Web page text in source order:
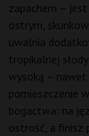
zapachem –
ostrym,
uwalnia
tropikalnej
wysoką – nawet
pomieszczenie
bogactwa: na
ostrość, a finisz